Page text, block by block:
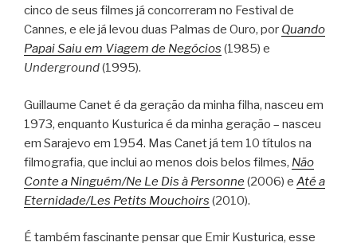
cinco de seus filmes já concorreram no Festival de
Cannes, e ele já levou duas Palmas de Ouro, por Quando
Papai Saiu em Viagem de Negócios (1985) e
Underground(1995).
Guillaume Canet é da geração da minha filha, nasceu em
1973, enquanto Kusturica é da minha geração – nasceu
em Sarajevo em 1954. Mas Canet já tem 10 títulos na
filmografia, que inclui ao menos dois belos filmes, Não
Conte a Ninguém/Ne Le Dis à Personne(2006) e Até a
Eternidade/Les Petits Mouchoirs (2010).
É também fascinante pensar que Emir Kusturica, esse